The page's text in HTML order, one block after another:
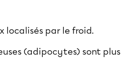
localisés par le froid.
(adipocytes) sont plus